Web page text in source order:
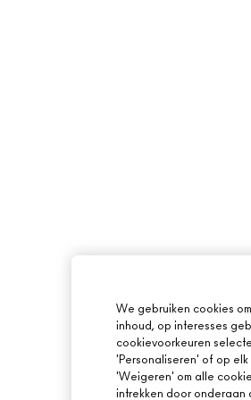
We gebruiken cookies
inhoud, op interesses
cookievoorkeuren
'Personaliseren' of op elk
'Weigeren' om alle
intrekken door onderaan